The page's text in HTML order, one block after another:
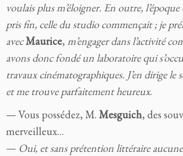
voulais plus m’éloigner. En outre,
pris fin, celle du studio commençait ; je
avecMaurice, m’engager dans l’activité
avons donc fondé un laboratoire qui
travaux cinématographiques. J’en dirige le
et me trouve parfaitement heureux.
— Vous possédez, M. Mesguich, des
merveilleux…
— Oui, et sans prétention littéraire